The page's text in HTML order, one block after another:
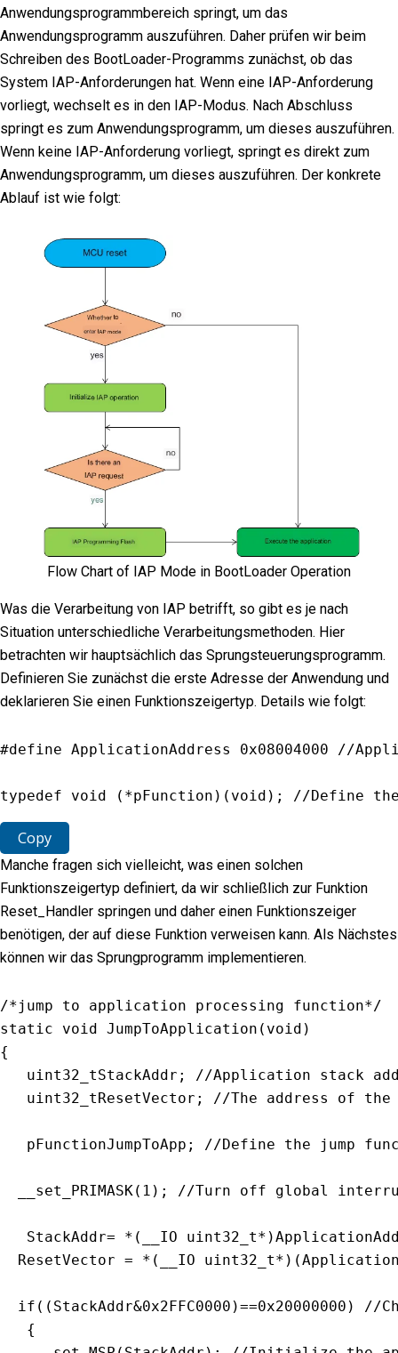
Anwendungsprogrammbereich springt, um das
Anwendungsprogramm auszuführen. Daher prüfen wir beim
Schreiben des BootLoader-Programms zunächst, ob das
System IAP-Anforderungen hat. Wenn eine IAP-Anforderung
vorliegt, wechselt es in den IAP-Modus. Nach Abschluss
springt es zum Anwendungsprogramm, um dieses auszuführen.
Wenn keine IAP-Anforderung vorliegt, springt es direkt zum
Anwendungsprogramm, um dieses auszuführen. Der konkrete
Ablauf ist wie folgt:
Flow Chart of IAP Mode in BootLoader Operation
Was die Verarbeitung von IAP betrifft, so gibt es je nach
Situation unterschiedliche Verarbeitungsmethoden. Hier
betrachten wir hauptsächlich das Sprungsteuerungsprogramm.
Definieren Sie zunächst die erste Adresse der Anwendung und
deklarieren Sie einen Funktionszeigertyp. Details wie folgt:
#define ApplicationAddress 0x08004000 //
typedef void ( *pFunction ) ( void ) ; //Define
Copy
Manche fragen sich vielleicht, was einen solchen
Funktionszeigertyp definiert, da wir schließlich zur Funktion
Reset_Handler springen und daher einen Funktionszeiger
benötigen, der auf diese Funktion verweisen kann. Als Nächstes
können wir das Sprungprogramm implementieren.
/*jump to application processing function*/
static
void JumpToApplication ( void )
{
   uint32_tStackAddr
;
//Application stack
   uint32_tResetVector
; //The address of
   pFunctionJumpToApp
; //Define the jump
__set_PRIMASK( 1 ) ; //Turn off global
   StackAddr
= * ( __IO uint32_t* )
  ResetVector
= * ( __IO uint32_t* ) (
if ( ( StackAddr&0x2FFC0000 )==0x20000000 )
//
{